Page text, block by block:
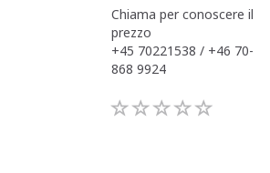
Chiama per conoscere il
prezzo
+45 70221538 / +46 70-
868 9924